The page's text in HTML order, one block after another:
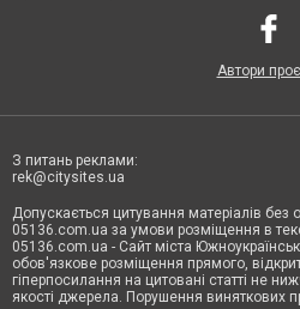
Автори
З питань реклами:
rek@citysites.ua
Допускається цитування матеріалів без
05136.com.ua за умови розміщення в
05136.com.ua - Сайт міста
обов'язкове розміщення прямого,
гіперпосилання на цитовані статті не
якості джерела. Порушення виняткових